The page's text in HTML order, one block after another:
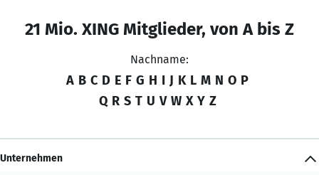
21 Mio. XING Mitglieder, von A bis Z
Nachname:
A B C D E F G H I J K L M N O P
Q R S T U V W X Y Z
Unternehmen